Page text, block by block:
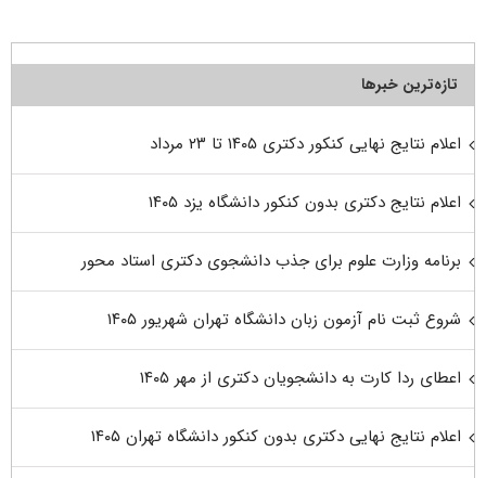
تازه‌ترین خبرها
اعلام نتایج نهایی کنکور دکتری ۱۴۰۵ تا ۲۳ مرداد
اعلام نتایج دکتری بدون کنکور دانشگاه یزد ۱۴۰۵
برنامه وزارت علوم برای جذب دانشجوی دکتری استاد محور
شروع ثبت نام آزمون زبان دانشگاه تهران شهریور ۱۴۰۵
اعطای ردا کارت به دانشجویان دکتری از مهر ۱۴۰۵
اعلام نتایج نهایی دکتری بدون کنکور دانشگاه تهران ۱۴۰۵